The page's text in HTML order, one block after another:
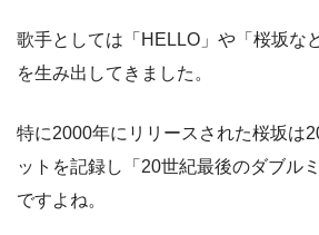
歌手としては「HELLO」や「桜坂な
を生み出してきました。
特に2000年にリリースされた桜坂は
ットを記録し「20世紀最後のダブル
ですよね。